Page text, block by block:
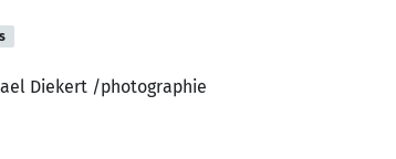
Diekert /photographie